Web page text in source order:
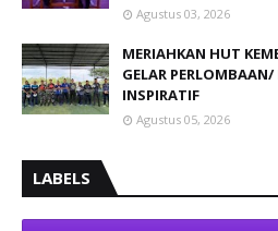
Agustus 03, 2026
MERIAHKAN HUT
GELAR
INSPIRATIF
Agustus 05, 2026
LABELS